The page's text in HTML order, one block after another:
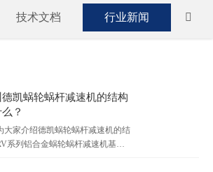
技术文档 行业新闻 
凯蜗轮蜗杆减速机的结构
？
大家介绍德凯蜗轮蜗杆减速机的结
系列铝合金蜗轮蜗杆减速机基本